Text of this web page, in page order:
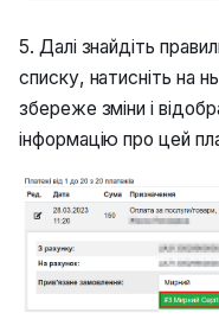
5. Далі знайдіть
списку, натисніть на
збереже зміни і
інформацію про цей